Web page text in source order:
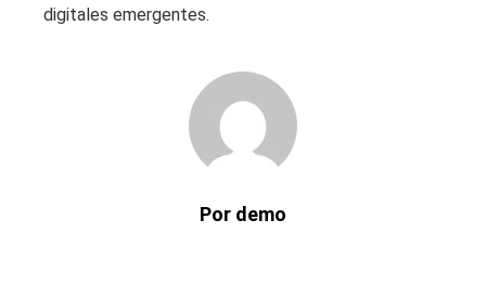
digitales emergentes.
Por demo